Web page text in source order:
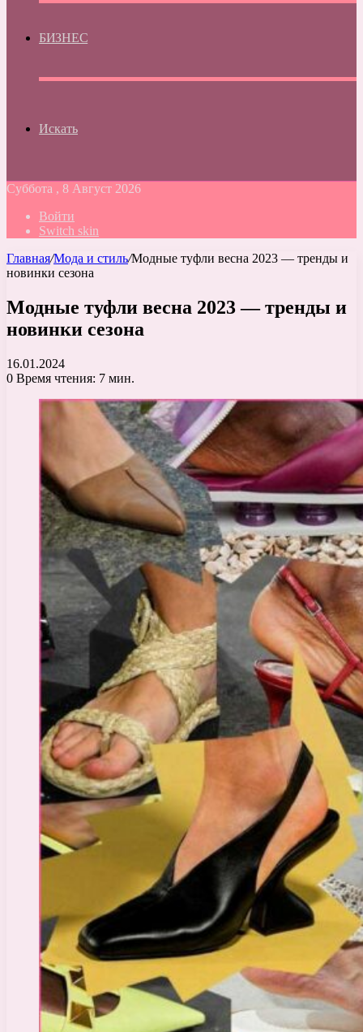
БИЗНЕС
Искать
Суббота , 8 Август 2026
Войти
Switch skin
Главная/Мода и стиль/Модные туфли весна 2023 — тренды и
новинки сезона
Модные туфли весна 2023 — тренды и
новинки сезона
16.01.2024
0 Время чтения: 7 мин.